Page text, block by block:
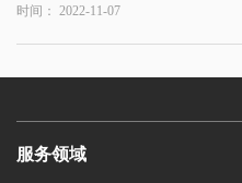
时间： 2022-11-07
服务领域